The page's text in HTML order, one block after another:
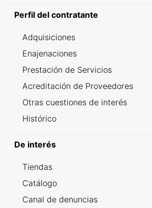
Perfil del contratante
Adquisiciones
Enajenaciones
Prestación de Servicios
Acreditación de Proveedores
Otras cuestiones de interés
Histórico
De interés
Tiendas
Catálogo
Canal de denuncias